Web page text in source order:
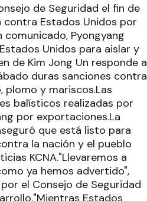
de Seguridad el fin de
contra Estados Unidos por
comunicado, Pyongyang
Unidos para aislar y
de Kim Jong Un responde a
duras sanciones contra
plomo y mariscos.Las
balísticos realizadas por
por exportaciones.La
que está listo para
la nación y el pueblo
KCNA."Llevaremos a
ya hemos advertido",
el Consejo de Seguridad
Estados